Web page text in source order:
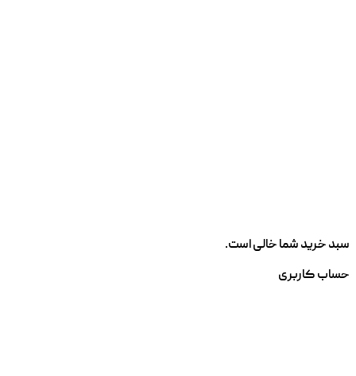
سبد خرید شما خالی است.
حساب کاربری